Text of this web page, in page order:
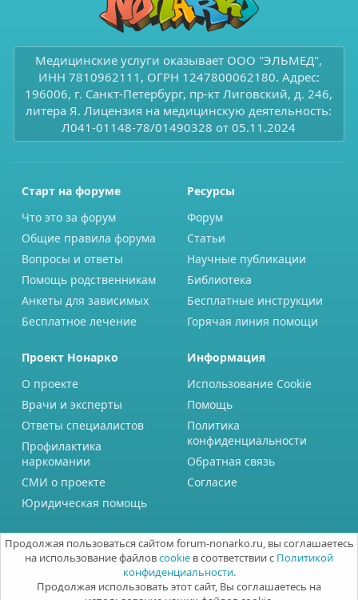
Медицинские услуги оказывает ООО "ЭЛЬМЕД",
ИНН 7810962111, ОГРН 1247800062180. Адрес:
196006, г. Санкт-Петербург, пр-кт Лиговский, д. 246,
литера Я. Лицензия на медицинскую деятельность:
Л041-01148-78/01490328 от 05.11.2024
Старт на форуме
Что это за форум
Общие правила форума
Вопросы и ответы
Помощь родственникам
Анкеты для зависимых
Бесплатное лечение
Ресурсы
Форум
Статьи
Научные публикации
Библиотека
Бесплатные инструкции
Горячая линия помощи
Проект Нонарко
О проекте
Врачи и эксперты
Ответы специалистов
Профилактика
наркомании
СМИ о проекте
Юридическая помощь
Информация
Использование Cookie
Помощь
Политика
конфиденциальности
Обратная связь
Согласие
Продолжая пользоваться сайтом forum-nonarko.ru, вы соглашаетесь
на использование файловcookie в соответствии с Политикой
конфиденциальности.
Продолжая использовать этот сайт, Вы соглашаетесь на